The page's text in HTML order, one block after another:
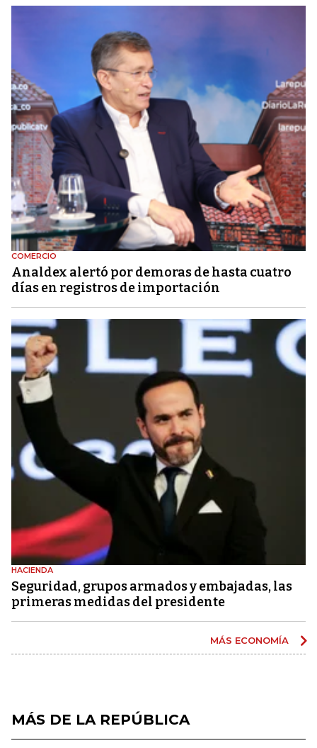
COMERCIO
Analdex alertó por demoras de hasta cuatro
días en registros de importación
HACIENDA
Seguridad, grupos armados y embajadas, las
primeras medidas del presidente
MÁS ECONOMÍA
MÁS DE LA REPÚBLICA